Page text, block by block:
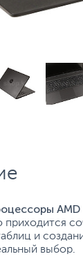
приходится
и
выбор.